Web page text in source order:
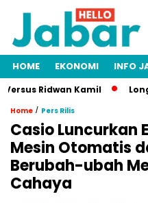
HOME EKONOMI INFO
Ridwan Kamil
Home / Pers Rilis
Casio Luncurkan
Mesin Otomatis
Berubah-ubah
Cahaya